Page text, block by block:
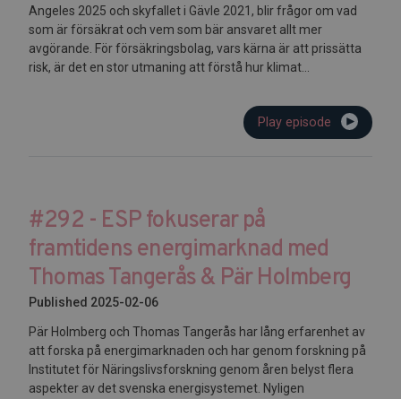
Angeles 2025 och skyfallet i Gävle 2021, blir frågor om vad
som är försäkrat och vem som bär ansvaret allt mer
avgörande. För försäkringsbolag, vars kärna är att prissätta
risk, är det en stor utmaning att förstå hur klimat...
Play episode
#292 - ESP fokuserar på
framtidens energimarknad med
Thomas Tangerås & Pär Holmberg
Published 2025-02-06
Pär Holmberg och Thomas Tangerås har lång erfarenhet av
att forska på energimarknaden och har genom forskning på
Institutet för Näringslivsforskning genom åren belyst flera
aspekter av det svenska energisystemet. Nyligen